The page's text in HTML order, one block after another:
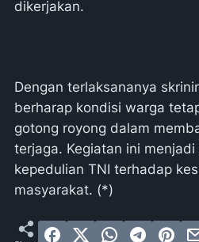
dikerjakan.
Dengan terlaksananya
berharap kondisi warga
gotong royong dalam
terjaga. Kegiatan ini
kepedulian TNI terhadap
masyarakat. (*)